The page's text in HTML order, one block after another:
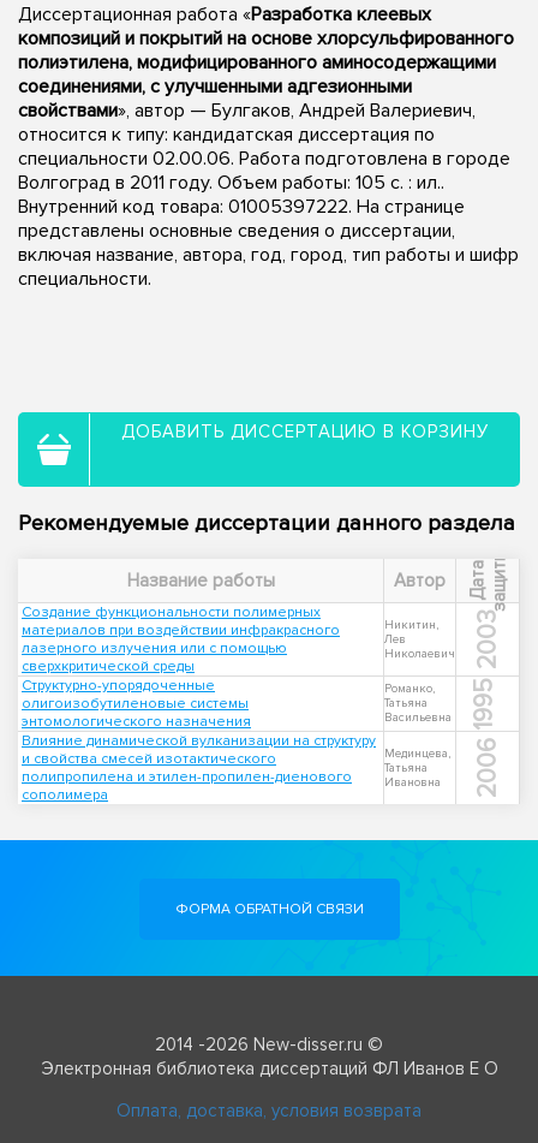
Диссертационная работа «Разработка клеевых
композиций и покрытий на основе хлорсульфированного
полиэтилена, модифицированного аминосодержащими
соединениями, с улучшенными адгезионными
свойствами», автор — Булгаков, Андрей Валериевич,
относится к типу: кандидатская диссертация по
специальности 02.00.06. Работа подготовлена в городе
Волгоград в 2011 году. Объем работы: 105 с. : ил..
Внутренний код товара: 01005397222. На странице
представлены основные сведения о диссертации,
включая название, автора, год, город, тип работы и шифр
специальности.
ДОБАВИТЬ ДИССЕРТАЦИЮ В КОРЗИНУ
Рекомендуемые диссертации данного раздела
Название работы Автор Д
а
т
а
з
а
щ
и
т ы
Создание функциональности полимерных
материалов при воздействии инфракрасного
лазерного излучения или с помощью
сверхкритической среды
Никитин,
Лев
Николаевич
2003
Структурно-упорядоченные
олигоизобутиленовые системы
энтомологического назначения
Романко,
Татьяна
Васильевна
1995
Влияние динамической вулканизации на структуру
и свойства смесей изотактического
полипропилена и этилен-пропилен-диенового
сополимера
Мединцева,
Татьяна
Ивановна
2006
ФОРМА ОБРАТНОЙ СВЯЗИ
2014 -2026 New-disser.ru ©
Электронная библиотека диссертаций ФЛ Иванов Е О
Оплата, доставка, условия возврата